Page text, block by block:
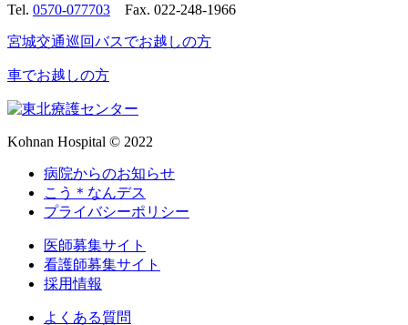
Tel. 0570-077703 Fax. 022-248-1966
宮城交通巡回バスでお越しの方
車でお越しの方
Kohnan Hospital © 2022
病院からのお知らせ
こう＊なんデス
プライバシーポリシー
医師募集サイト
看護師募集サイト
採用情報
よくある質問